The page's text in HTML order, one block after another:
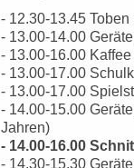
- 12.30-13.45
- 13.00-14.00
- 13.00-16.00
- 13.00-17.00
- 13.00-17.00
- 14.00-15.00
Jahren)
- 14.00-16.00
- 14.30-15.30